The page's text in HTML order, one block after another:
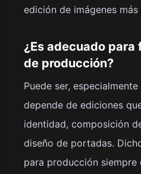
edición de imágenes más
¿Es adecuado
de producción?
Puede ser,
depende de ediciones
identidad, composición
diseño de portadas.
para producción siempre